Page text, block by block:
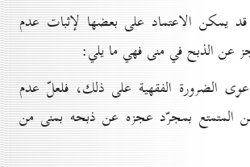
قد يمكن الاعتماد على بعضها لإثبات عدم
عن الذبح في منى فهي ما يلي:
الضرورة الفقهية على ذلك، فلعلّ عدم
المتمتع بمجرّد عجزه عن ذبحه بمنى من